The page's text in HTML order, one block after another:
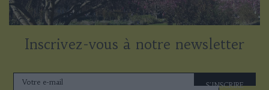
Inscrivez-vous à notre newsletter
S'INSCRIRE